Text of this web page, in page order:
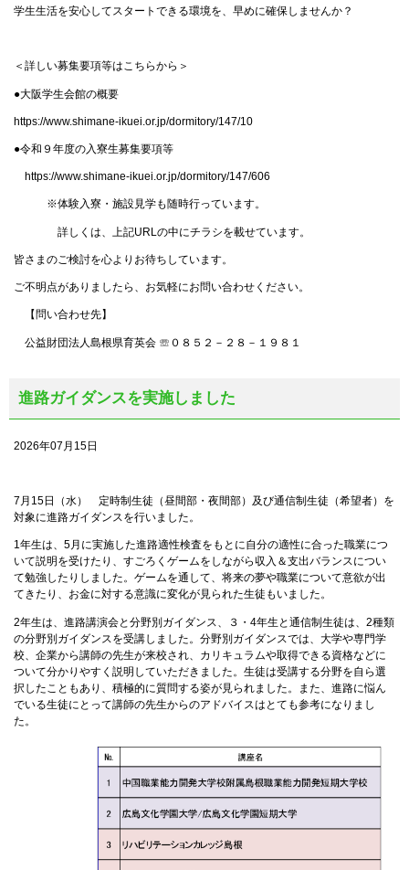
学生生活を安心してスタートできる環境を、早めに確保しませんか？
＜詳しい募集要項等はこちらから＞
●大阪学生会館の概要
https://www.shimane-ikuei.or.jp/dormitory/147/10
●令和９年度の入寮生募集要項等
https://www.shimane-ikuei.or.jp/dormitory/147/606
※体験入寮・施設見学も随時行っています。
詳しくは、上記URLの中にチラシを載せています。
皆さまのご検討を心よりお待ちしています。
ご不明点がありましたら、お気軽にお問い合わせください。
【問い合わせ先】
公益財団法人島根県育英会 ☏０８５２－２８－１９８１
進路ガイダンスを実施しました
2026年07月15日
7月15日（水） 定時制生徒（昼間部・夜間部）及び通信制生徒（希望者）を
対象に進路ガイダンスを行いました。
1年生は、5月に実施した進路適性検査をもとに自分の適性に合った職業につ
いて説明を受けたり、すごろくゲームをしながら収入＆支出バランスについ
て勉強したりしました。ゲームを通して、将来の夢や職業について意欲が出
てきたり、お金に対する意識に変化が見られた生徒もいました。
2年生は、進路講演会と分野別ガイダンス、３・4年生と通信制生徒は、2種類
の分野別ガイダンスを受講しました。分野別ガイダンスでは、大学や専門学
校、企業から講師の先生が来校され、カリキュラムや取得できる資格などに
ついて分かりやすく説明していただきました。生徒は受講する分野を自ら選
択したこともあり、積極的に質問する姿が見られました。また、進路に悩ん
でいる生徒にとって講師の先生からのアドバイスはとても参考になりまし
た。